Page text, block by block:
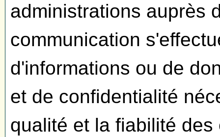
administrations auprès
communication
d'informations ou de
et de confidentialité
qualité et la fiabilité